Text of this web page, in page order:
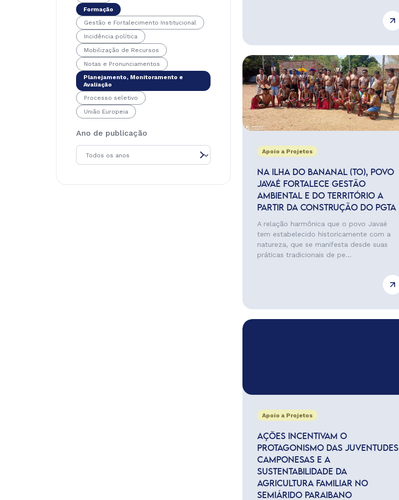
Formação
Gestão e Fortalecimento Institucional
Incidência política
Mobilização de Recursos
Notas e Pronunciamentos
Planejamento, Monitoramento e
Avaliação
Processo seletivo
União Europeia
Ano de publicação
Apoio a Projetos
NA ILHA DO BANANAL (TO), POVO
JAVAÉ FORTALECE GESTÃO
AMBIENTAL E DO TERRITÓRIO A
PARTIR DA CONSTRUÇÃO DO PGTA
A relação harmônica que o povo Javaé
tem estabelecido historicamente com a
natureza, que se manifesta desde suas
práticas tradicionais de pe...
Apoio a Projetos
AÇÕES INCENTIVAM O
PROTAGONISMO DAS JUVENTUDES
CAMPONESAS E A
SUSTENTABILIDADE DA
AGRICULTURA FAMILIAR NO
SEMIÁRIDO PARAIBANO